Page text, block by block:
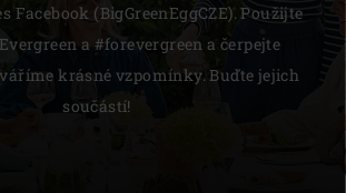
Facebook (BigGreenEggCZE). Použijte
a #forevergreen a čerpejte
krásné vzpomínky. Buďte jejich
součástí!